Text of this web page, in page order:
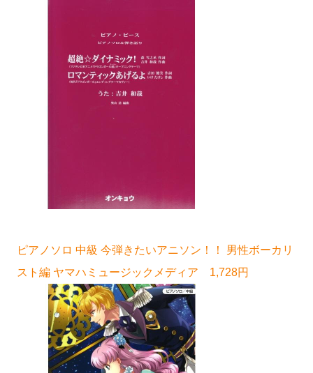
ピアノソロ 中級 今弾きたいアニソン！！ 男性ボーカリ
スト編 ヤマハミュージックメディア 1,728円